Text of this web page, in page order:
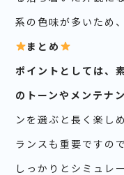
系の色味が多いため
まとめ
ポイントとしては、
のトーンやメンテナ
ンを選ぶと長く楽し
ランスも重要ですの
しっかりとシミュレ